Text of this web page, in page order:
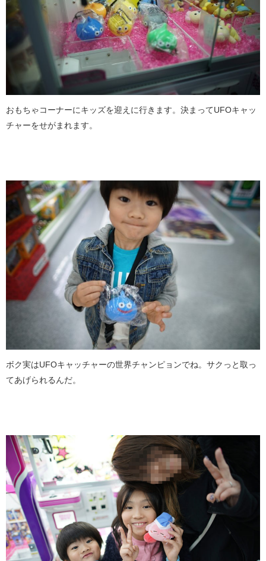
おもちゃコーナーにキッズを迎えに行きます。決まってUFOキャッ
チャーをせがまれます。
ボク実はUFOキャッチャーの世界チャンピョンでね。サクっと取っ
てあげられるんだ。